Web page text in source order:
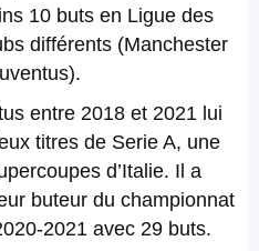
10 buts en Ligue des
différents (Manchester
entre 2018 et 2021 lui
titres de Serie A, une
d’Italie. Il a
buteur du championnat
2021 avec 29 buts.